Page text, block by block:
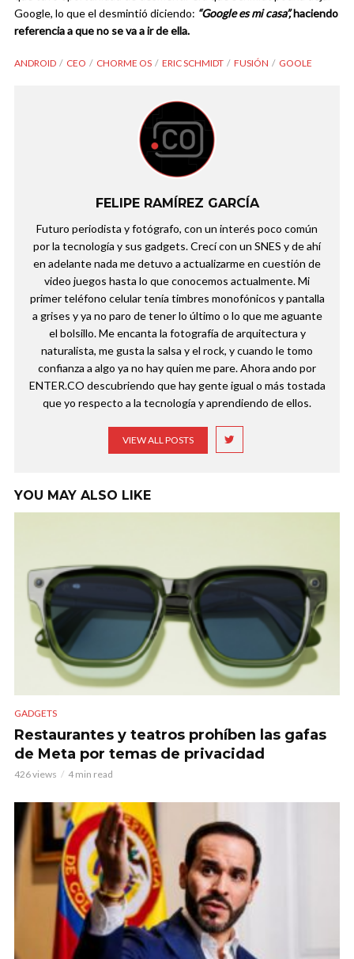
Google, lo que el desmintió diciendo: “Google es mi casa”,haciendo
referencia a que no se va a ir de ella.
ANDROID CEO CHORME OS ERIC SCHMIDT FUSIÓN GOOLE
FELIPE RAMÍREZ GARCÍA
Futuro periodista y fotógrafo, con un interés poco común
por la tecnología y sus gadgets. Crecí con un SNES y de ahí
en adelante nada me detuvo a actualizarme en cuestión de
video juegos hasta lo que conocemos actualmente. Mi
primer teléfono celular tenía timbres monofónicos y pantalla
a grises y ya no paro de tener lo último o lo que me aguante
el bolsillo. Me encanta la fotografía de arquitectura y
naturalista, me gusta la salsa y el rock, y cuando le tomo
confianza a algo ya no hay quien me pare. Ahora ando por
ENTER.CO descubriendo que hay gente igual o más tostada
que yo respecto a la tecnología y aprendiendo de ellos.
VIEW ALL POSTS
YOU MAY ALSO LIKE
GADGETS
Restaurantes y teatros prohíben las gafas
de Meta por temas de privacidad
426 views 4 min read